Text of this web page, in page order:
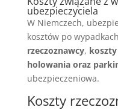
ubezpieczyciela
W Niemczech,
kosztów po
rzeczoznawcy,
holowania oraz
ubezpieczeniowa.
Koszty